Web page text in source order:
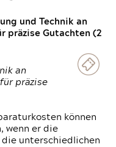
und Technik an
präzise Gutachten (2
an
präzise
können
wenn er die
unterschiedlichen